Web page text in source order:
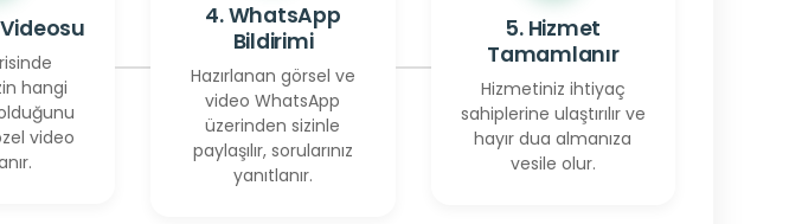
hangi
video
4. WhatsApp
Bildirimi
Hazırlanan görsel ve
video WhatsApp
üzerinden sizinle
paylaşılır, sorularınız
yanıtlanır.
5. Hizmet
Tamamlanır
Hizmetiniz ihtiyaç
sahiplerine ulaştırılır ve
hayır dua almanıza
vesile olur.